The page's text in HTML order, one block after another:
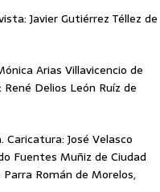
Javier Gutiérrez Téllez de
Arias Villavicencio de
Delios León Ruíz de
José Velasco
Fuentes Muñiz de Ciudad
Román de Morelos,